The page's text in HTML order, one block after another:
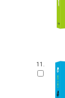
11.